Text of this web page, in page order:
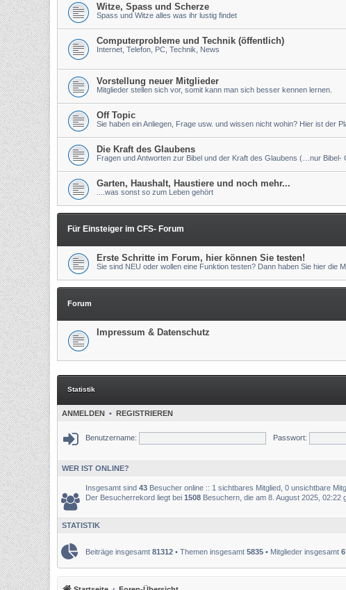
Witze, Spass und Scherze
Spass und Witze alles was ihr lustig findet
Computerprobleme und Technik (öffentlich)
Internet, Telefon, PC, Technik, News
Vorstellung neuer Mitglieder
Mitglieder stellen sich vor, somit kann man sich besser kennen lernen.
Off Topic
Sie haben ein Anliegen, Frage usw. und wissen nicht wohin? Hier ist der
Die Kraft des Glaubens
Fragen und Antworten zur Bibel und der Kraft des Glaubens (…nur Bibel-
Garten, Haushalt, Haustiere und noch mehr...
....was sonst so zum Leben gehört
Für Einsteiger im CFS- Forum
Erste Schritte im Forum, hier können Sie testen!
Sie sind NEU oder wollen eine Funktion testen? Dann haben Sie hier die
Forum
Impressum & Datenschutz
Statistik
ANMELDEN • REGISTRIEREN
Benutzername: Passwort:
WER IST ONLINE?
Insgesamt sind 43 Besucher online :: 1 sichtbares Mitglied, 0 unsichtbare
Der Besucherrekord liegt bei 1508 Besuchern, die am 8. August 2025, 02:22
STATISTIK
Beiträge insgesamt 81312 • Themen insgesamt 5835 • Mitglieder insgesamt